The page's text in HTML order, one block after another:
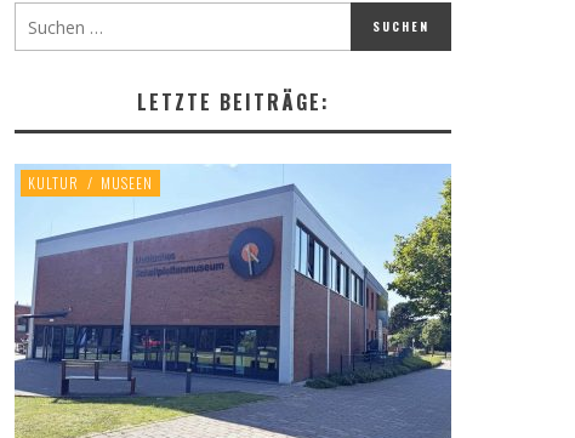
LETZTE BEITRÄGE:
KULTUR / MUSEEN